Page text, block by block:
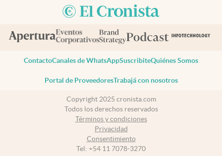
ContactoCanales de WhatsAppSuscribiteQuiénes Somos
Portal de ProveedoresTrabajá con nosotros
Copyright 2025 cronista.com
Todos los derechos reservados
Términos y condiciones
Privacidad
Consentimiento
Tel: +54 11 7078-3270